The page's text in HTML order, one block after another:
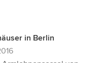
in Berlin